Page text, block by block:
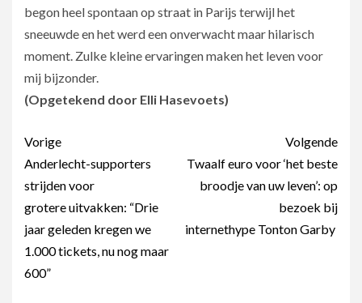
begon heel spontaan op straat in Parijs terwijl het
sneeuwde en het werd een onverwacht maar hilarisch
moment. Zulke kleine ervaringen maken het leven voor
mij bijzonder.
(Opgetekend door Elli Hasevoets)
Berichtnavigatie
Vorige
Anderlecht-supporters
strijden voor
grotere uitvakken: “Drie
jaar geleden kregen we
1.000 tickets, nu nog maar
600”
Volgende
Twaalf euro voor ‘het beste
broodje van uw leven’: op
bezoek bij
internethype Tonton Garby